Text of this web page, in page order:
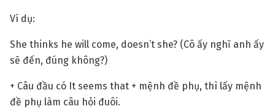
Ví dụ:
She thinks he will come, doesn’t she? (Cô ấy nghĩ anh ấy
sẽ đến, đúng không?)
+ Câu đầu có It seems that + mệnh đề phụ, thì lấy mệnh
đề phụ làm câu hỏi đuôi.